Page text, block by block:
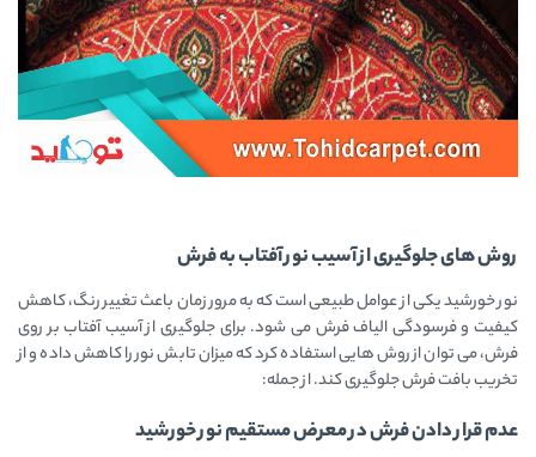
روش‌ های جلوگیری از آسیب نور آفتاب به فرش
نور خورشید یکی از عوامل طبیعی است که به‌ مرور زمان باعث تغییر رنگ، کاهش
کیفیت و فرسودگی الیاف فرش می شود. برای جلوگیری از آسیب آفتاب بر روی
فرش، می‌ توان از روش‌ هایی استفاده کرد که میزان تابش نور را کاهش داده و از
تخریب بافت فرش جلوگیری کند. از جمله:
عدم قرار دادن فرش در معرض مستقیم نور خورشید